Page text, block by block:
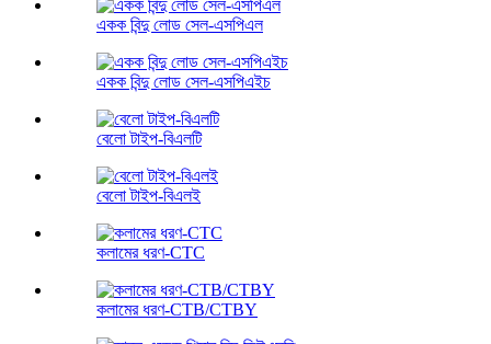
একক বিন্দু লোড সেল-এসপিএল
একক বিন্দু লোড সেল-এসপিএইচ
বেলো টাইপ-বিএলটি
বেলো টাইপ-বিএলই
কলামের ধরণ-CTC
কলামের ধরণ-CTB/CTBY